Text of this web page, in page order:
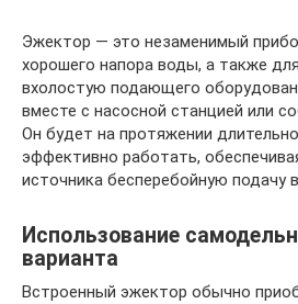
Эжектор — это незаменимый
хорошего напора воды, а также
вхолостую подающего
вместе с насосной станцией или
Он будет на протяжении
эффективно работать,
источника бесперебойную подачу
Использование
варианта
Встроенный эжектор обычно